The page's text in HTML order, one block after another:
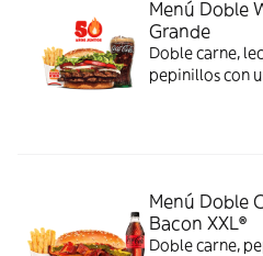
Menú Doble
Grande
Doble carne,
pepinillos con
Menú Doble
Bacon XXL®
Doble carne,